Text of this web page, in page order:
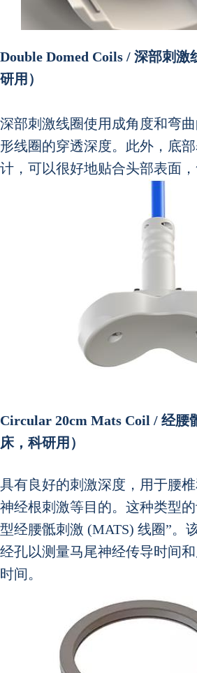
Double Domed Coils / 深部刺激
研用）
深部刺激线圈使用成角度和弯
形线圈的穿透深度。此外，底
计，可以很好地贴合头部表面，
Circular 20cm Mats Coil / 经腰
床，科研用）
具有良好的刺激深度，用于腰
神经根刺激等目的。这种类型
型经腰骶刺激 (MATS) 线圈”。
经孔以测量马尾神经传导时间
时间。